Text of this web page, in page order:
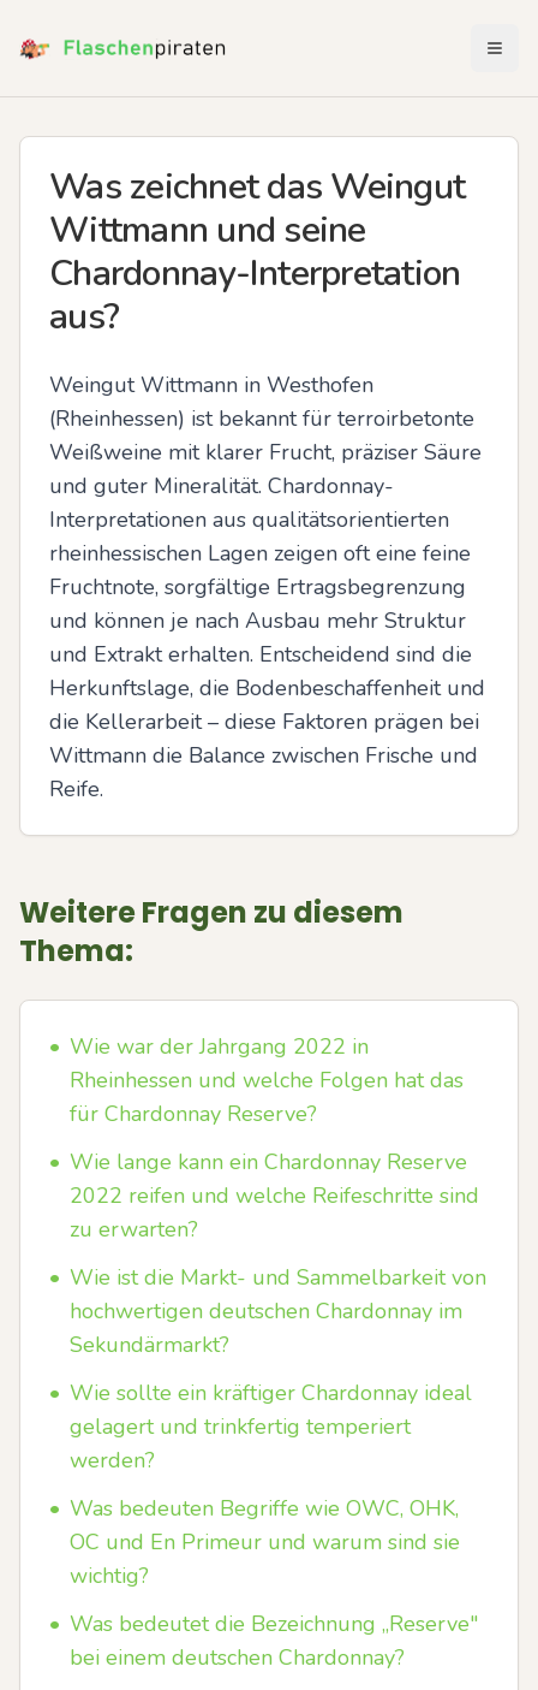
Was zeichnet das Weingut
Wittmann und seine
Chardonnay-Interpretation
aus?
Weingut Wittmann in Westhofen
(Rheinhessen) ist bekannt für terroirbetonte
Weißweine mit klarer Frucht, präziser Säure
und guter Mineralität. Chardonnay-
Interpretationen aus qualitätsorientierten
rheinhessischen Lagen zeigen oft eine feine
Fruchtnote, sorgfältige Ertragsbegrenzung
und können je nach Ausbau mehr Struktur
und Extrakt erhalten. Entscheidend sind die
Herkunftslage, die Bodenbeschaffenheit und
die Kellerarbeit – diese Faktoren prägen bei
Wittmann die Balance zwischen Frische und
Reife.
Weitere Fragen zu diesem
Thema:
• Wie war der Jahrgang 2022 in
Rheinhessen und welche Folgen hat das
für Chardonnay Reserve?
• Wie lange kann ein Chardonnay Reserve
2022 reifen und welche Reifeschritte sind
zu erwarten?
• Wie ist die Markt- und Sammelbarkeit von
hochwertigen deutschen Chardonnay im
Sekundärmarkt?
• Wie sollte ein kräftiger Chardonnay ideal
gelagert und trinkfertig temperiert
werden?
• Was bedeuten Begriffe wie OWC, OHK,
OC und En Primeur und warum sind sie
wichtig?
• Was bedeutet die Bezeichnung „Reserve"
bei einem deutschen Chardonnay?